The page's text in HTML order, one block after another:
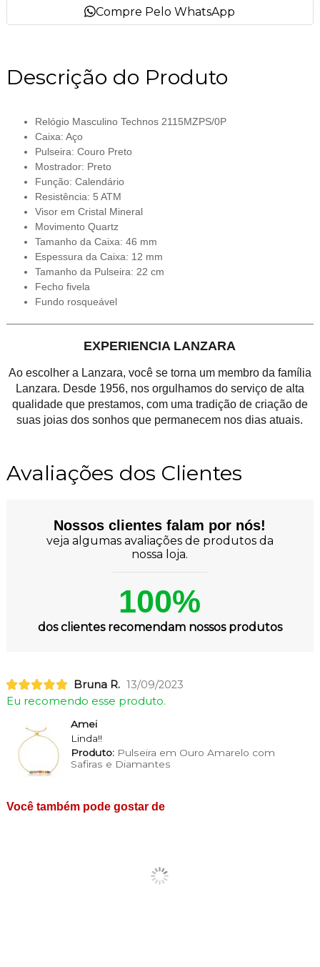
Compre Pelo WhatsApp
Descrição do Produto
Relógio Masculino Technos 2115MZPS/0P
Caixa: Aço
Pulseira: Couro Preto
Mostrador: Preto
Função: Calendário
Resistência: 5 ATM
Visor em Cristal Mineral
Movimento Quartz
Tamanho da Caixa: 46 mm
Espessura da Caixa: 12 mm
Tamanho da Pulseira: 22 cm
Fecho fivela
Fundo rosqueável
EXPERIENCIA LANZARA
Ao escolher a Lanzara, você se torna um membro da família
Lanzara. Desde 1956, nos orgulhamos do serviço de alta
qualidade que prestamos, com uma tradição de criação de
suas joias dos sonhos que permanecem nos dias atuais.
Avaliações dos Clientes
Nossos clientes falam por nós!
veja algumas avaliações de produtos da
nossa loja.
100%
dos clientes recomendam nossos produtos
Bruna R. 13/09/2023
Eu recomendo esse produto.
Amei
Linda!!
Produto:Pulseira em Ouro Amarelo com
Safiras e Diamantes
Você também pode gostar de